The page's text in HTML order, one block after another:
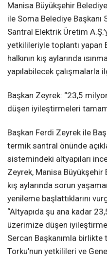
Manisa Büyükşehir
ile Soma Belediye Başkanı
Santral Elektrik Üretim
yetkilileriyle toplantı yapan
halkının kış aylarında
yapılabilecek çalışmalarla
Başkan Zeyrek: “23,5
düşen iyileştirmeleri
Başkan Ferdi Zeyrek ile
termik santral önünde
sistemindeki altyapıları
Zeyrek, Manisa Büyükşehir
kış aylarında sorun
yenileme başlattıklarını
“Altyapıda şu ana kadar
üzerimize düşen
Sercan Başkanımla
Torku’nun yetkilileri ve